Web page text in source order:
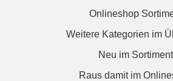
Onlineshop
Weitere Kategorien im
Neu im Sortiment
Raus damit im